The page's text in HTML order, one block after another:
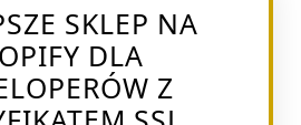
SKLEP NA
DLA
Z